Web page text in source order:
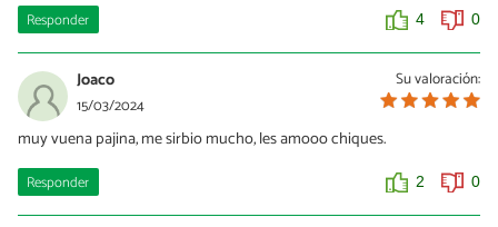
Responder 4 0
Su valoración:
Joaco
15/03/2024
muy vuena pajina, me sirbio mucho, les amooo chiques.
Responder 2 0